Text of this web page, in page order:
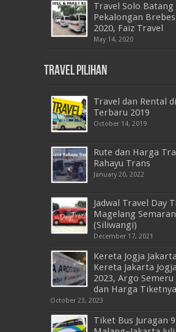
Travel Solo Batang
Pekalongan
2020, Faiz Travel
May 14, 2020
Travel Pilihan
Travel dan Rental
Terbaru 2019
October 14, 2019
Rute dan Harga
Rahayu Trans
January 20, 2022
Jadwal Travel Day
Magelang
(Siliwangi)
December 17, 2021
Kereta Jogja
Kereta Jakarta
2023, Argo Semeru
dan Harga Tiketnya
October 23, 2023
Tiket Bus Juragan